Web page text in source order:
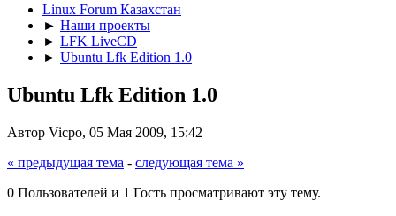
Linux Forum Казахстан
► Наши проекты
► LFK LiveCD
► Ubuntu Lfk Edition 1.0
Ubuntu Lfk Edition 1.0
Автор Vicpo, 05 Мая 2009, 15:42
« предыдущая тема - следующая тема »
0 Пользователей и 1 Гость просматривают эту тему.